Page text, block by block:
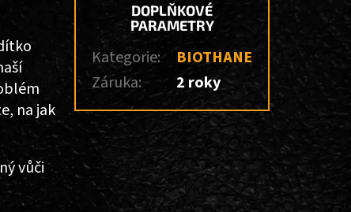
na jak
vůči
DOPLŇKOVÉ
PARAMETRY
Kategorie:
BIOTHANE
Záruka: 2 roky